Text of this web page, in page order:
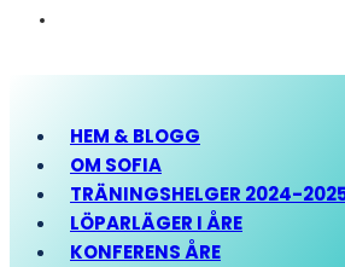
HEM & BLOGG
OM SOFIA
TRÄNINGSHELGER 2024-
LÖPARLÄGER I ÅRE
KONFERENS ÅRE